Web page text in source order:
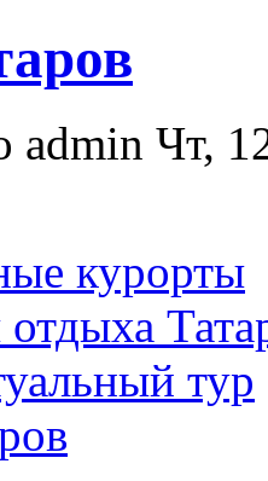
admin Чт,
курорты
тур